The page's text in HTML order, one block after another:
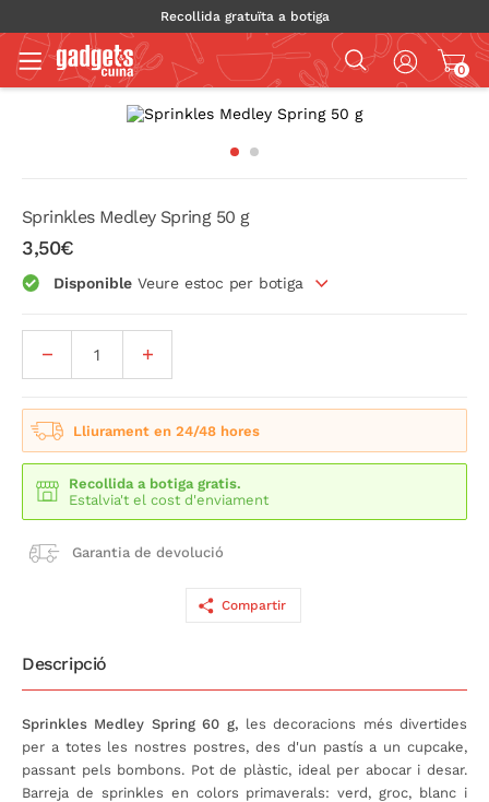
Recollida gratuïta a botiga
0
Sprinkles Medley Spring 50 g
3,50€
Disponible Veure estoc per botiga
Lliurament en 24/48 hores
Recollida a botiga gratis.
Estalvia't el cost d'enviament
Garantia de devolució
Compartir
Descripció
Sprinkles Medley Spring 60 g, les decoracions més divertides
per a totes les nostres postres, des d'un pastís a un cupcake,
passant pels bombons. Pot de plàstic, ideal per abocar i desar.
Barreja de sprinkles en colors primaverals: verd, groc, blanc i